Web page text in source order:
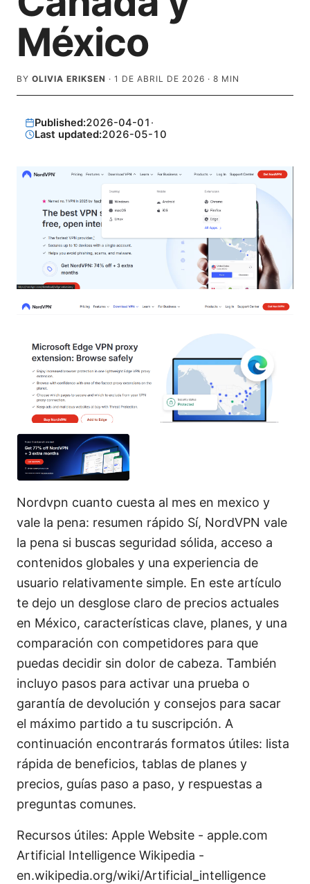
México
BY OLIVIA ERIKSEN · 1 DE ABRIL DE 2026 · 8 MIN
Published:2026-04-01 ·
Last updated:2026-05-10
Nordvpn cuanto cuesta al mes en mexico y
vale la pena: resumen rápido Sí, NordVPN vale
la pena si buscas seguridad sólida, acceso a
contenidos globales y una experiencia de
usuario relativamente simple. En este artículo
te dejo un desglose claro de precios actuales
en México, características clave, planes, y una
comparación con competidores para que
puedas decidir sin dolor de cabeza. También
incluyo pasos para activar una prueba o
garantía de devolución y consejos para sacar
el máximo partido a tu suscripción. A
continuación encontrarás formatos útiles: lista
rápida de beneficios, tablas de planes y
precios, guías paso a paso, y respuestas a
preguntas comunes.
Recursos útiles: Apple Website - apple.com
Artificial Intelligence Wikipedia -
en.wikipedia.org/wiki/Artificial_intelligence